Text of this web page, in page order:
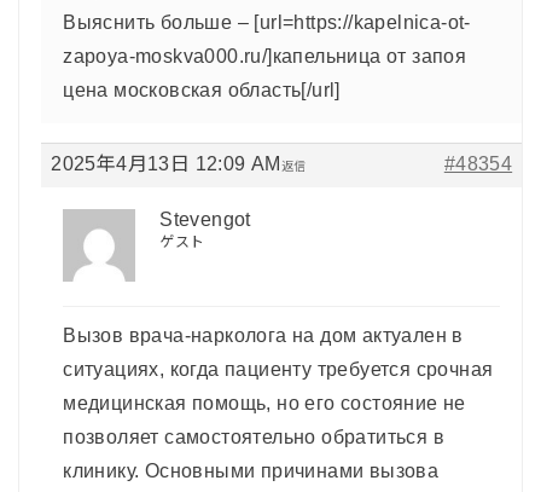
Выяснить больше – [url=https://kapelnica-ot-
zapoya-moskva000.ru/]капельница от запоя
цена московская область[/url]
2025年4月13日 12:09 AM #48354
返信
Stevengot
ゲスト
Вызов врача-нарколога на дом актуален в
ситуациях, когда пациенту требуется срочная
медицинская помощь, но его состояние не
позволяет самостоятельно обратиться в
клинику. Основными причинами вызова